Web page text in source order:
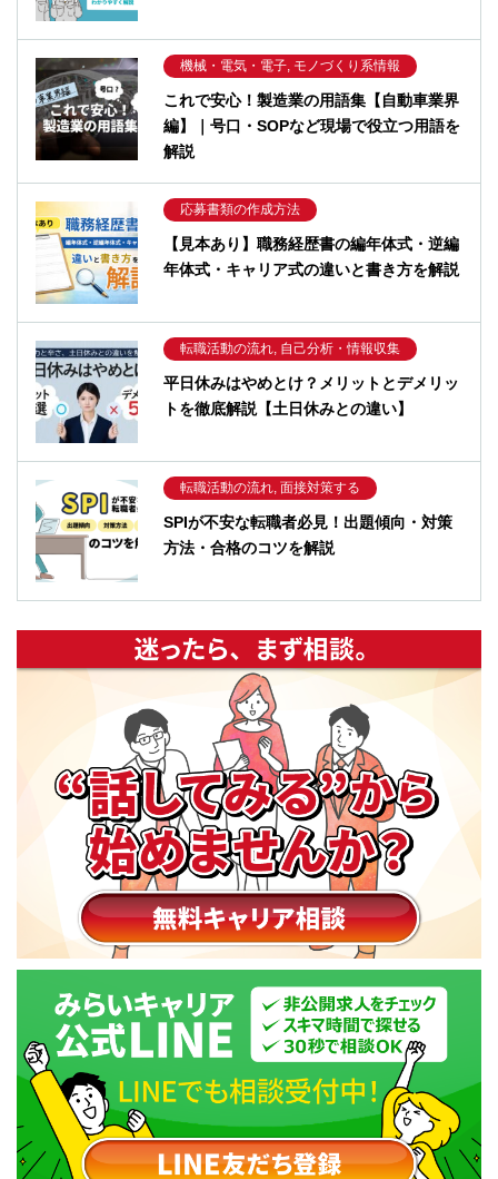
機械・電気・電子, モノづくり系情報
これで安心！製造業の用語集【自動車業界
編】｜号口・SOPなど現場で役立つ用語を
解説
応募書類の作成方法
【見本あり】職務経歴書の編年体式・逆編
年体式・キャリア式の違いと書き方を解説
転職活動の流れ, 自己分析・情報収集
平日休みはやめとけ？メリットとデメリッ
トを徹底解説【土日休みとの違い】
転職活動の流れ, 面接対策する
SPIが不安な転職者必見！出題傾向・対策
方法・合格のコツを解説